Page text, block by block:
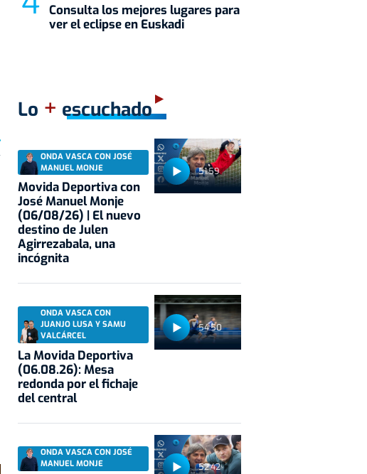
Gobierno
Consulta los mejores lugares para
ver el eclipse en Euskadi
Lo + escuchado
51:59
ONDA VASCA CON JOSÉ
MANUEL MONJE
Movida Deportiva con
José Manuel Monje
(06/08/26) | El nuevo
destino de Julen
Agirrezabala, una
incógnita
54:50
ONDA VASCA CON
JUANJO LUSA Y SAMU
VALCÁRCEL
La Movida Deportiva
(06.08.26): Mesa
redonda por el fichaje
del central
52:42
ONDA VASCA CON JOSÉ
MANUEL MONJE